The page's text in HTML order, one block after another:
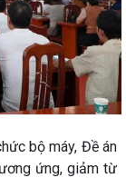
bộ máy, Đề án
ứng, giảm từ